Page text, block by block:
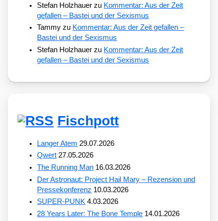
Stefan Holzhauer zu Kommentar: Aus der Zeit
gefallen – Bastei und der Sexismus
Tammy zu Kommentar: Aus der Zeit gefallen –
Bastei und der Sexismus
Stefan Holzhauer zu Kommentar: Aus der Zeit
gefallen – Bastei und der Sexismus
Fischpott
Langer Atem 29.07.2026
Qwert 27.05.2026
The Running Man 16.03.2026
Der Astronaut: Project Hail Mary – Rezension und
Pressekonferenz 10.03.2026
SUPER-PUNK 4.03.2026
28 Years Later: The Bone Temple 14.01.2026